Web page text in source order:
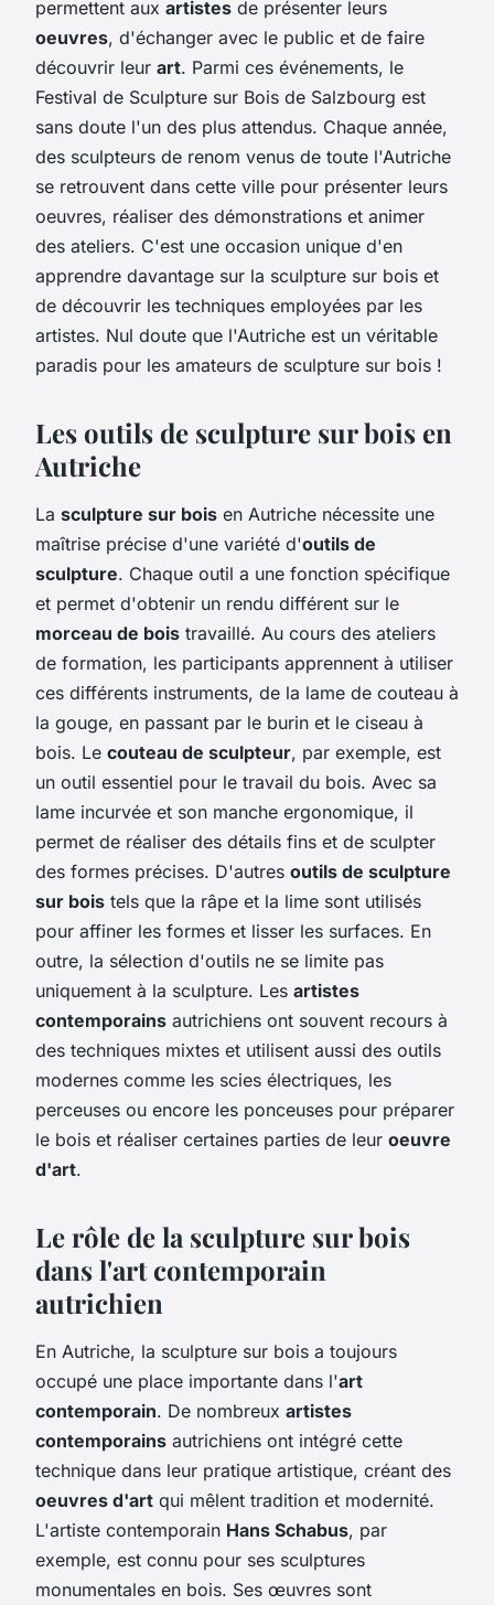
permettent aux artistes de présenter leurs
oeuvres, d'échanger avec le public et de faire
découvrir leur art. Parmi ces événements, le
Festival de Sculpture sur Bois de Salzbourg est
sans doute l'un des plus attendus. Chaque année,
des sculpteurs de renom venus de toute l'Autriche
se retrouvent dans cette ville pour présenter leurs
oeuvres, réaliser des démonstrations et animer
des ateliers. C'est une occasion unique d'en
apprendre davantage sur la sculpture sur bois et
de découvrir les techniques employées par les
artistes. Nul doute que l'Autriche est un véritable
paradis pour les amateurs de sculpture sur bois !
Les outils de sculpture sur bois en
Autriche
La sculpture sur bois en Autriche nécessite une
maîtrise précise d'une variété d'outils de
sculpture. Chaque outil a une fonction spécifique
et permet d'obtenir un rendu différent sur le
morceau de bois travaillé. Au cours des ateliers
de formation, les participants apprennent à utiliser
ces différents instruments, de la lame de couteau à
la gouge, en passant par le burin et le ciseau à
bois. Le couteau de sculpteur, par exemple, est
un outil essentiel pour le travail du bois. Avec sa
lame incurvée et son manche ergonomique, il
permet de réaliser des détails fins et de sculpter
des formes précises. D'autres outils de sculpture
sur bois tels que la râpe et la lime sont utilisés
pour affiner les formes et lisser les surfaces. En
outre, la sélection d'outils ne se limite pas
uniquement à la sculpture. Les artistes
contemporains autrichiens ont souvent recours à
des techniques mixtes et utilisent aussi des outils
modernes comme les scies électriques, les
perceuses ou encore les ponceuses pour préparer
le bois et réaliser certaines parties de leur oeuvre
d'art.
Le rôle de la sculpture sur bois
dans l'art contemporain
autrichien
En Autriche, la sculpture sur bois a toujours
occupé une place importante dans l'art
contemporain. De nombreux artistes
contemporains autrichiens ont intégré cette
technique dans leur pratique artistique, créant des
oeuvres d'art qui mêlent tradition et modernité.
L'artiste contemporain Hans Schabus, par
exemple, est connu pour ses sculptures
monumentales en bois. Ses œuvres sont